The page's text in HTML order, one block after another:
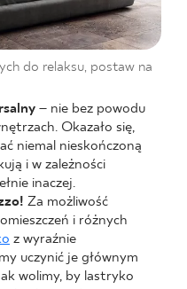
do relaksu, postaw na
– nie bez powodu
Okazało się,
niemal nieskończoną
i w zależności
inaczej.
Za możliwość
i różnych
z wyraźnie
uczynić je głównym
wolimy, by lastryko